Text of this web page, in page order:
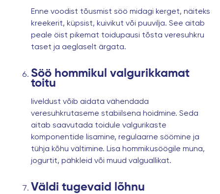
Enne voodist tõusmist söö midagi kerget, näiteks
kreekerit, küpsist, kuivikut või puuvilja. See aitab
peale öist pikemat toidupausi tõsta veresuhkru
taset ja aeglaselt ärgata.
Söö hommikul valgurikkamat
toitu
Iiveldust võib aidata vähendada
veresuhkrutaseme stabiilsena hoidmine. Seda
aitab saavutada toidule valgurikaste
komponentide lisamine, regulaarne söömine ja
tühja kõhu vältimine. Lisa hommikusöögile muna,
jogurtit, pähkleid või muud valguallikat.
Väldi tugevaid lõhnu